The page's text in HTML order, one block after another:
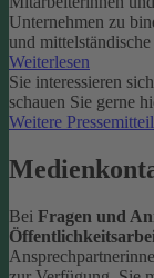
Unternehmen zu
und
Weiterlesen
Sie interessieren
schauen Sie gerne
Weitere
Bei Fragen und